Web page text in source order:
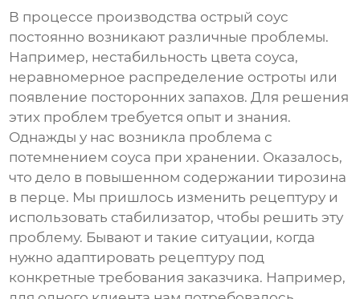
В процессе производства острый соус
постоянно возникают различные проблемы.
Например, нестабильность цвета соуса,
неравномерное распределение остроты или
появление посторонних запахов. Для решения
этих проблем требуется опыт и знания.
Однажды у нас возникла проблема с
потемнением соуса при хранении. Оказалось,
что дело в повышенном содержании тирозина
в перце. Мы пришлось изменить рецептуру и
использовать стабилизатор, чтобы решить эту
проблему. Бывают и такие ситуации, когда
нужно адаптировать рецептуру под
конкретные требования заказчика. Например,